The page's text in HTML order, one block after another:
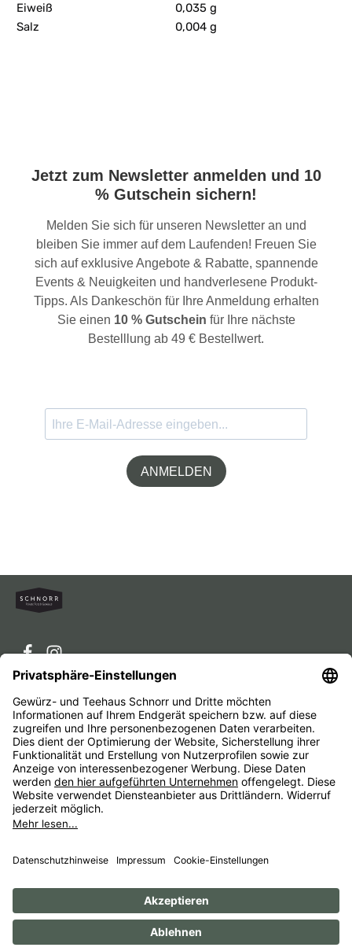
Eiweiß
0,035 g
Salz
0,004 g
Jetzt zum Newsletter anmelden und 10
% Gutschein sichern!
Melden Sie sich für unseren Newsletter an und
bleiben Sie immer auf dem Laufenden! Freuen Sie
sich auf exklusive Angebote & Rabatte, spannende
Events & Neuigkeiten und handverlesene Produkt-
Tipps. Als Dankeschön für Ihre Anmeldung erhalten
Sie einen 10 % Gutschein für Ihre nächste
Bestelllung ab 49 € Bestellwert.
ANMELDEN
Service-Hotline
Service
Unternehmen
Alle Preise inkl. gesetzl. Mehrwertsteuer zzgl.
anders angegeben.
© 1956 - 2026 Gewürz- und Teehaus Schnorr - with
ImpressumAGBWiderrufsbelehrungenDatenschutz
Barrierefreiheit